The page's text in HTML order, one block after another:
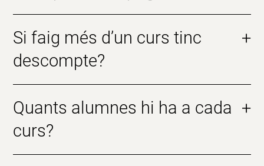
Si faig més d’un curs tinc
descompte?
+
Quants alumnes hi ha a cada
curs?
+